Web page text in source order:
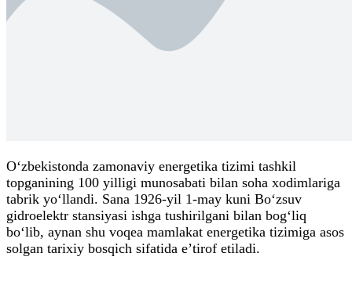
O‘zbekistonda zamonaviy energetika tizimi tashkil
topganining 100 yilligi munosabati bilan soha xodimlariga
tabrik yo‘llandi. Sana 1926-yil 1-may kuni Bo‘zsuv
gidroelektr stansiyasi ishga tushirilgani bilan bog‘liq
bo‘lib, aynan shu voqea mamlakat energetika tizimiga asos
solgan tarixiy bosqich sifatida e’tirof etiladi.